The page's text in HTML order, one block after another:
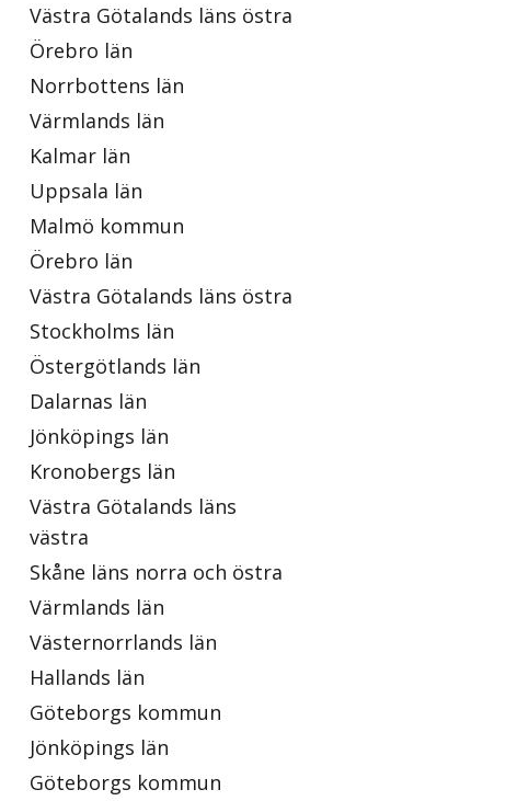
Västra Götalands läns östra
Örebro län
Norrbottens län
Värmlands län
Kalmar län
Uppsala län
Malmö kommun
Örebro län
Västra Götalands läns östra
Stockholms län
Östergötlands län
Dalarnas län
Jönköpings län
Kronobergs län
Västra Götalands läns
västra
Skåne läns norra och östra
Värmlands län
Västernorrlands län
Hallands län
Göteborgs kommun
Jönköpings län
Göteborgs kommun